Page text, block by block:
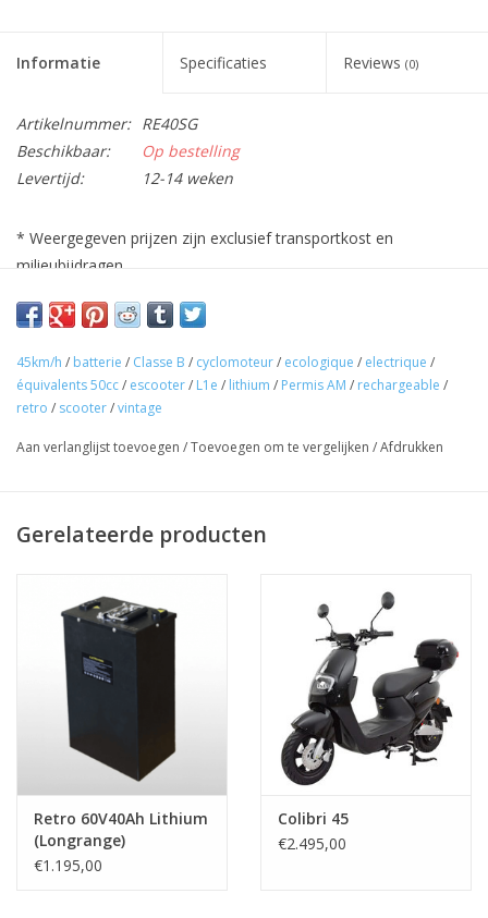
Informatie Specificaties Reviews (0)
Artikelnummer: RE40SG
Beschikbaar:
Op bestelling
Levertijd:
12-14 weken
* Weergegeven prijzen zijn exclusief transportkost en
milieubijdragen
45km/h / batterie / Classe B / cyclomoteur/ ecologique / electrique /
équivalents 50cc/ escooter/ L1e / lithium / Permis AM / rechargeable /
retro / scooter/vintage
Aan verlanglijst toevoegen /Toevoegen om te vergelijken /Afdrukken
Gerelateerde producten
Retro 60V40Ah Lithium
(Longrange)
€1.195,00
Colibri 45
€2.495,00